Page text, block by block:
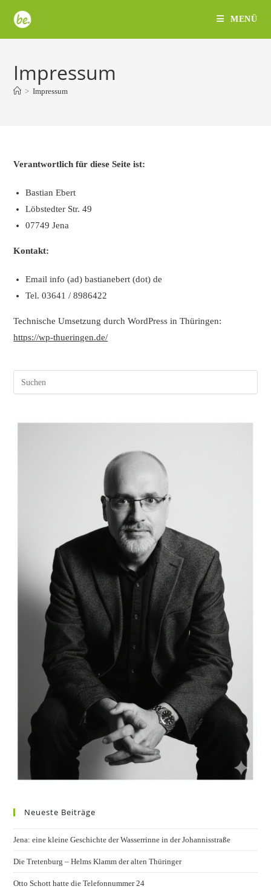
Inhalt
springen
MENÜ
Impressum
> Impressum
Verantwortlich für diese Seite ist:
Bastian Ebert
Löbstedter Str. 49
07749 Jena
Kontakt:
Email info (ad) bastianebert (dot) de
Tel. 03641 / 8986422
Technische Umsetzung durch WordPress in Thüringen:
https://wp-thueringen.de/
Neueste Beiträge
Jena: eine kleine Geschichte der Wasserrinne in der Johannisstraße
Die Tretenburg – Helms Klamm der alten Thüringer
Otto Schott hatte die Telefonnummer 24